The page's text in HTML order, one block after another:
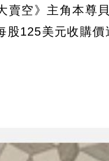
賣空》主角本尊
股125美元收購